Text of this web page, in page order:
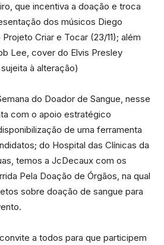
que incentiva a doação e troca
dos músicos Diego
Criar e Tocar (23/11); além
Lee, cover do Elvis Presley
à alteração)
do Doador de Sangue, nesse
com o apoio estratégico
de uma ferramenta
do Hospital das Clínicas da
temos a JcDecaux com os
Pela Doação de Órgãos, na qual
sobre doação de sangue para
a todos para que participem